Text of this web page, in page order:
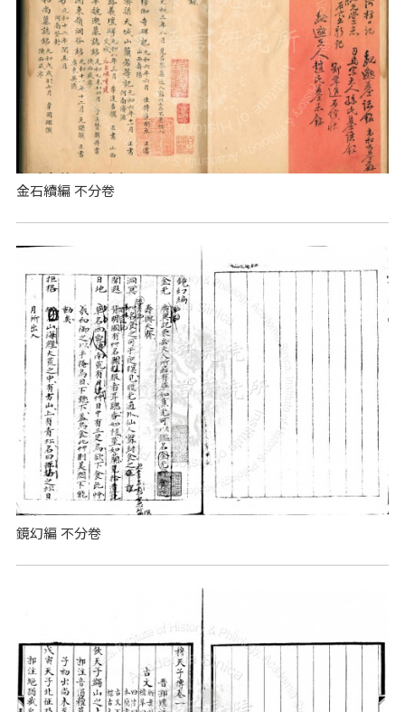
金石續編 不分卷
鏡幻編 不分卷